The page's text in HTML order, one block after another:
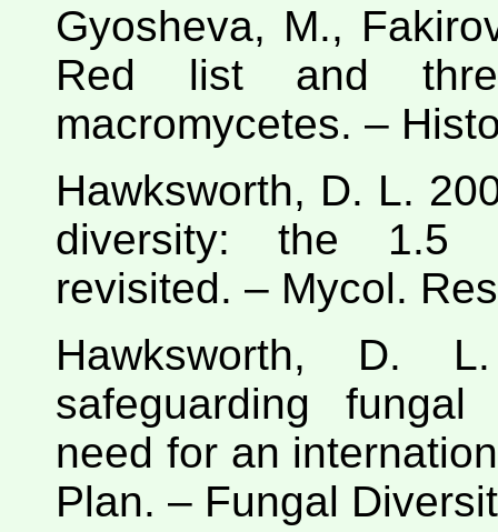
Gyosheva, M.,
Red list and
macromycetes. –
Hawksworth, D. L.
diversity: the 1.5
revisited. – Mycol.
Hawksworth, D.
safeguarding
need for an
Plan. – Fungal